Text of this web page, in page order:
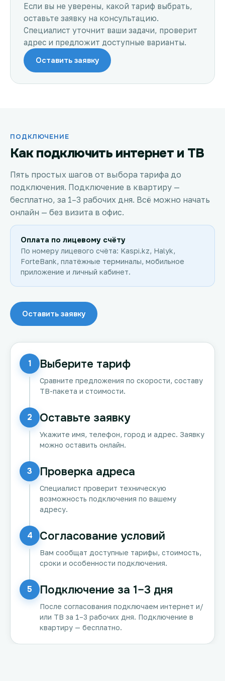
Если вы не уверены, какой тариф выбрать,
оставьте заявку на консультацию.
Специалист уточнит ваши задачи, проверит
адрес и предложит доступные варианты.
Оставить заявку
ПОДКЛЮЧЕНИЕ
Как подключить интернет и ТВ
Пять простых шагов от выбора тарифа до
подключения. Подключение в квартиру —
бесплатно, за 1–3 рабочих дня. Всё можно начать
онлайн — без визита в офис.
Оплата по лицевому счёту
По номеру лицевого счёта: Kaspi.kz, Halyk,
ForteBank, платёжные терминалы, мобильное
приложение и личный кабинет.
Оставить заявку
1 Выберите тариф
Сравните предложения по скорости, составу
ТВ-пакета и стоимости.
2 Оставьте заявку
Укажите имя, телефон, город и адрес. Заявку
можно оставить онлайн.
3 Проверка адреса
Специалист проверит техническую
возможность подключения по вашему
адресу.
4 Согласование условий
Вам сообщат доступные тарифы, стоимость,
сроки и особенности подключения.
5 Подключение за 1–3 дня
После согласования подключаем интернет и/
или ТВ за 1–3 рабочих дня. Подключение в
квартиру — бесплатно.